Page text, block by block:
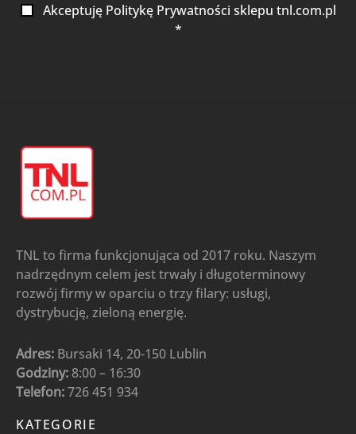
Akceptuję Politykę Prywatności sklepu tnl.com.pl
*
TNL to firma funkcjonująca od 2017 roku. Naszym
nadrzędnym celem jest trwały i długoterminowy
rozwój firmy w oparciu o trzy filary: usługi,
dystrybucję, zieloną energię.
Adres: Bursaki 14, 20-150 Lublin
Godziny: 8:00 – 16:30
Telefon:726 451 934
KATEGORIE